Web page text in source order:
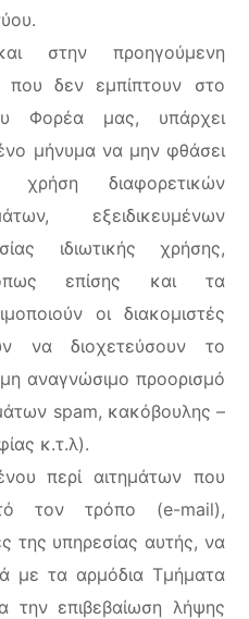
στην προηγούμενη
δεν εμπίπτουν στο
Φορέα μας, υπάρχει
μήνυμα να μην φθάσει
διαφορετικών
εξειδικευμένων
ιδιωτικής χρήσης,
επίσης και τα
οι διακομιστές
να διοχετεύσουν το
αναγνώσιμο προορισμό
spam, κακόβουλης –
κ.τ.λ).
περί αιτημάτων που
τον τρόπο (e-mail),
της υπηρεσίας αυτής, να
με τα αρμόδια Τμήματα
την επιβεβαίωση λήψης